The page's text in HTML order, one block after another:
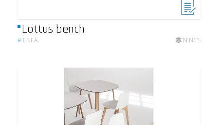
Lottus bench
# ENEA NINCS